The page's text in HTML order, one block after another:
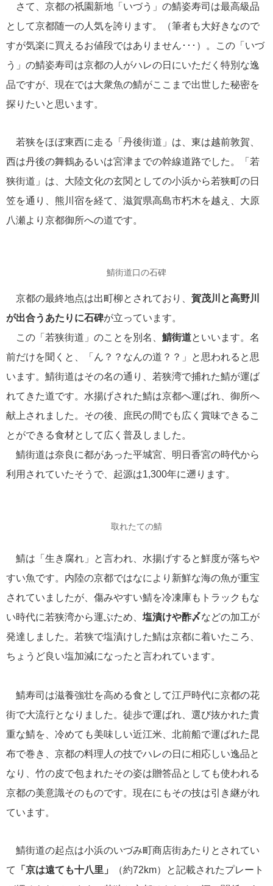
さて、京都の祇園新地「いづう」の鯖姿寿司は最高級品
として京都随一の人気を誇ります。（筆者も大好きなので
すが気楽に買えるお値段ではありません･･･）。この「いづ
う」の鯖姿寿司は京都の人がハレの日にいただく特別な逸
品ですが、現在では大衆魚の鯖がここまで出世した秘密を
探りたいと思います。
若狭をほぼ東西に走る「丹後街道」は、東は越前敦賀、
西は丹後の舞鶴あるいは宮津までの幹線道路でした。「若
狭街道」は、大陸文化の玄関としての小浜から若狭町の日
笠を通り、熊川宿を経て、滋賀県高島市朽木を越え、大原
八瀬より京都御所への道です。
鯖街道口の石碑
京都の最終地点は出町柳とされており、賀茂川と高野川
が出合うあたりに石碑が立っています。
この「若狭街道」のことを別名、 鯖街道といいます。名
前だけを聞くと、「ん？？なんの道？？」と思われると思
います。鯖街道はその名の通り、若狭湾で捕れた鯖が運ば
れてきた道です。水揚げされた鯖は京都へ運ばれ、御所へ
献上されました。その後、庶民の間でも広く賞味できるこ
とができる食材として広く普及しました。
鯖街道は奈良に都があった平城宮、明日香宮の時代から
利用されていたそうで、起源は1,300年に遡ります。
取れたての鯖
鯖は「生き腐れ」と言われ、水揚げすると鮮度が落ちや
すい魚です。内陸の京都ではなにより新鮮な海の魚が重宝
されていましたが、傷みやすい鯖を冷凍庫もトラックもな
い時代に若狭湾から運ぶため、 塩漬けや酢〆などの加工が
発達しました。若狭で塩漬けした鯖は京都に着いたころ、
ちょうど良い塩加減になったと言われています。
鯖寿司は滋養強壮を高める食として江戸時代に京都の花
街で大流行となりました。徒歩で運ばれ、選び抜かれた貴
重な鯖を、冷めても美味しい近江米、北前船で運ばれた昆
布で巻き、京都の料理人の技でハレの日に相応しい逸品と
なり、竹の皮で包まれたその姿は贈答品としても使われる
京都の美意識そのものです。現在にもその技は引き継がれ
ています。
鯖街道の起点は小浜のいづみ町商店街あたりとされてい
て
「京は遠ても十八里」
（約72km）と記載されたプレート